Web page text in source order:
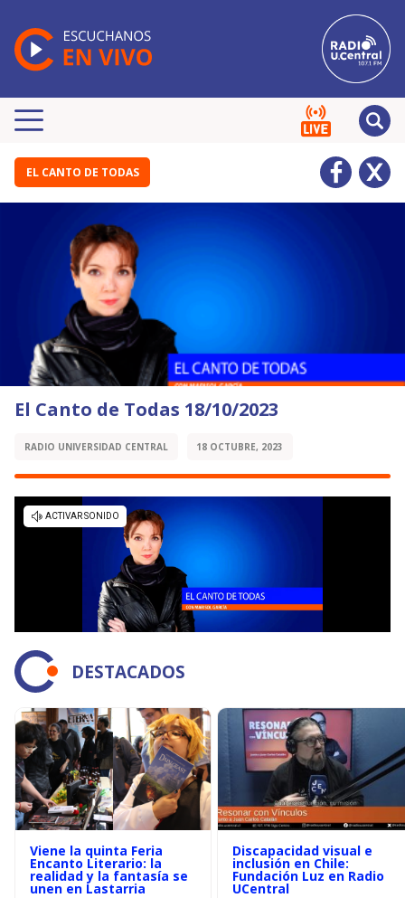
EL CANTO DE TODAS
El Canto de Todas 18/10/2023
RADIO UNIVERSIDAD CENTRAL 18 OCTUBRE, 2023
DESTACADOS
Viene la quinta Feria
Encanto Literario: la
realidad y la fantasía se
unen en Lastarria
Discapacidad visual e
inclusión en Chile:
Fundación Luz en Radio
UCentral